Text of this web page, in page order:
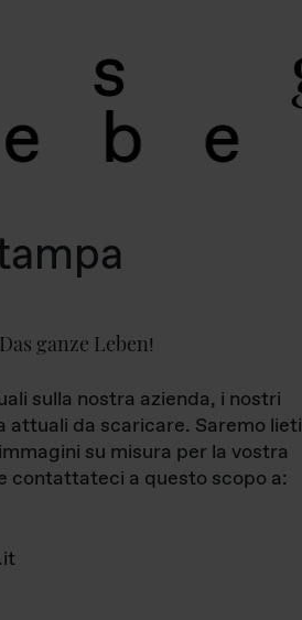
s
e b e
Das ganze Leben!
sulla nostra azienda, i nostri
da scaricare. Saremo lieti
su misura per la vostra
contattateci a questo scopo a: